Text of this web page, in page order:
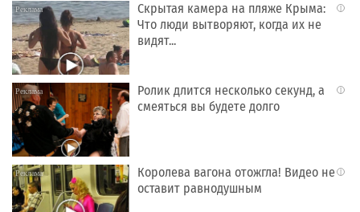
i
Скрытая камера на пляже Крыма:
Что люди вытворяют, когда их не
видят...
i
Ролик длится несколько секунд, а
смеяться вы будете долго
i
Королева вагона отожгла! Видео не
оставит равнодушным